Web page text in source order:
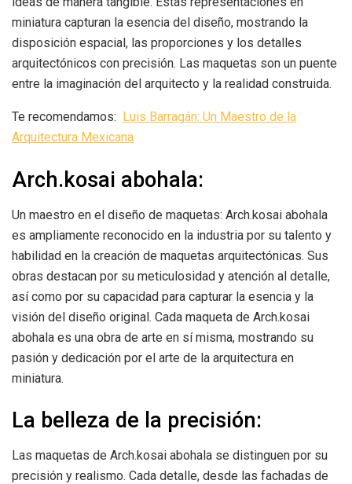
miniatura capturan la esencia del diseño, mostrando la
disposición espacial, las proporciones y los detalles
arquitectónicos con precisión. Las maquetas son un puente
entre la imaginación del arquitecto y la realidad construida.
Te recomendamos:
Luis Barragán: Un Maestro de la
Arquitectura Mexicana
Arch.kosai abohala:
Un maestro en el diseño de maquetas: Arch.kosai abohala
es ampliamente reconocido en la industria por su talento y
habilidad en la creación de maquetas arquitectónicas. Sus
obras destacan por su meticulosidad y atención al detalle,
así como por su capacidad para capturar la esencia y la
visión del diseño original. Cada maqueta de Arch.kosai
abohala es una obra de arte en sí misma, mostrando su
pasión y dedicación por el arte de la arquitectura en
miniatura.
La belleza de la precisión:
Las maquetas de Arch.kosai abohala se distinguen por su
precisión y realismo. Cada detalle, desde las fachadas de